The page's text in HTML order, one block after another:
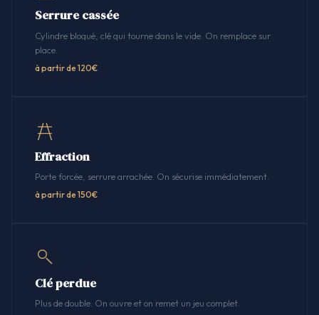
Serrure cassée
Cylindre bloqué, clé qui tourne dans le vide. On remplace sur
place.
à partir de 120€
Effraction
Porte forcée, serrure arrachée. On sécurise immédiatement.
à partir de 150€
Clé perdue
Plus de double. On ouvre et on remet un jeu complet.